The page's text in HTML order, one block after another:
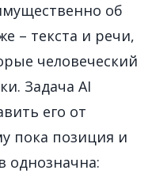
об
– текста и речи,
человеческий
Задача AI
его от
пока позиция и
однозначна: